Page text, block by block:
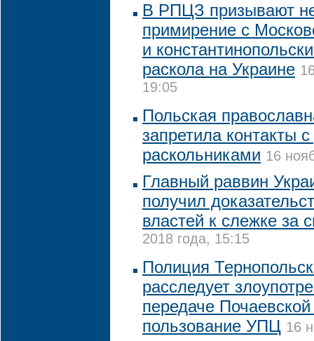
В РПЦЗ призывают
примирение с
и
раскола на Украине
19:05
Польская
запретила контакты
раскольниками 16
Главный раввин
получил
властей к слежке за
2018 года, 15:15
Полиция
расследует
передаче
пользование УПЦ 16